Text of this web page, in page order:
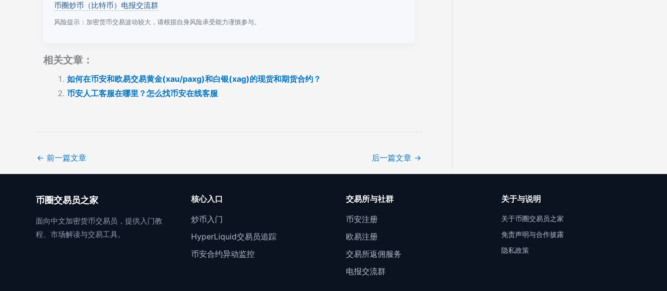
币圈炒币（比特币）电报交流群
风险提示：加密货币交易波动较大，请根据自身风险承受能力谨慎参与。
相关文章：
如何在币安和欧易交易黄金(xau/paxg)和白银(xag)的现货和期货合约？
币安人工客服在哪里？怎么找币安在线客服
← 前一篇文章 后一篇文章 →
币圈交易员之家
面向中文加密货币交易员，提供入门教
程、市场解读与交易工具。
核心入口
炒币入门
HyperLiquid交易员追踪
币安合约异动监控
交易所与社群
币安注册
欧易注册
交易所返佣服务
电报交流群
关于与说明
关于币圈交易员之家
免责声明与合作披露
隐私政策